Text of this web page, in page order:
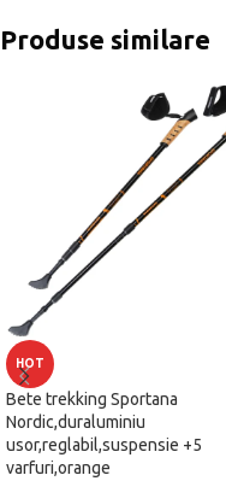
Produse similare
HOT
Bete trekking Sportana
Nordic,duraluminiu
usor,reglabil,suspensie +5
varfuri,orange